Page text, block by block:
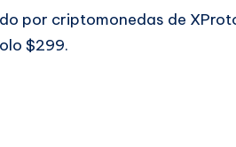
por criptomonedas de
$299.